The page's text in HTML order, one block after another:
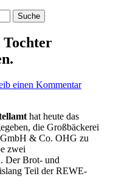
einen Kommentar
hat heute das
die Großbäckerei
& Co. OHG zu
zwei
Der Brot- und
Teil der REWE-